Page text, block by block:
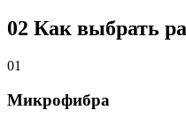
02 Как выбрать
01
Микрофибра